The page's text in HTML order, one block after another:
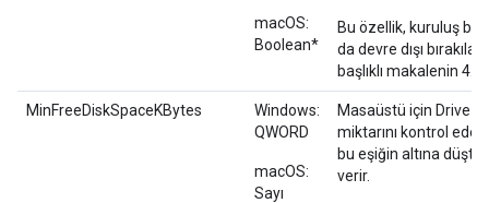
macOS:
Boolean*
Bu özellik, kuruluş
da devre dışı
başlıklı makalenin 4.
MinFreeDiskSpaceKBytes
Windows:
QWORD
macOS:
Sayı
Masaüstü için Drive
miktarını kontrol
bu eşiğin altına
verir.